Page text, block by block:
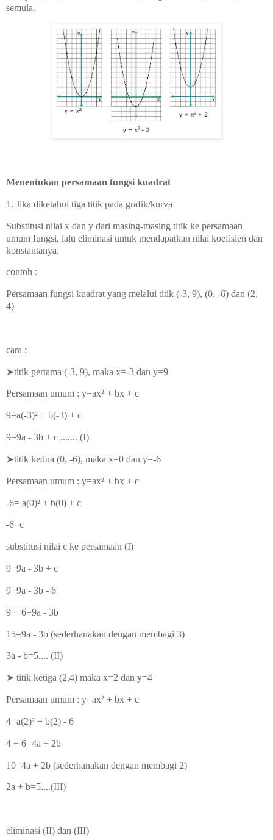
semula.
Menentukan persamaan fungsi kuadrat
1. Jika diketahui tiga titik pada grafik/kurva
Substitusi nilai x dan y dari masing-masing titik ke persamaan
umum fungsi, lalu eliminasi untuk mendapatkan nilai koefisien dan
konstantanya.
contoh :
Persamaan fungsi kuadrat yang melalui titik (-3, 9), (0, -6) dan (2,
4)
cara :
➤titik pertama (-3, 9), maka x=-3 dan y=9
Persamaan umum : y=ax² + bx + c
9=a(-3)² + b(-3) + c
9=9a - 3b + c ....... (I)
➤titik kedua (0, -6), maka x=0 dan y=-6
Persamaan umum : y=ax² + bx + c
-6= a(0)² + b(0) + c
-6=c
substitusi nilai c ke persamaan (I)
9=9a - 3b + c
9=9a - 3b - 6
9 + 6=9a - 3b
15=9a - 3b (sederhanakan dengan membagi 3)
3a - b=5.... (II)
➤ titik ketiga (2,4) maka x=2 dan y=4
Persamaan umum : y=ax² + bx + c
4=a(2)² + b(2) - 6
4 + 6=4a + 2b
10=4a + 2b (sederhanakan dengan membagi 2)
2a + b=5....(III)
eliminasi (II) dan (III)